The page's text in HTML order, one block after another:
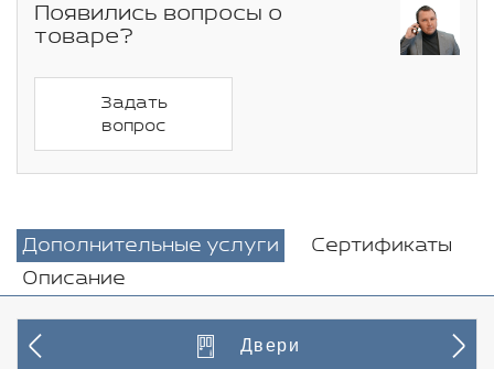
Появились вопросы о
товаре?
Задать
вопрос
Дополнительные услуги
Сертификаты
Описание
Двери